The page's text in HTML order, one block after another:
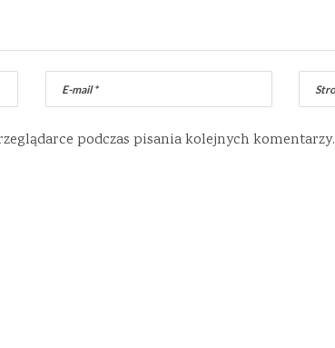
podczas pisania kolejnych komentarzy.